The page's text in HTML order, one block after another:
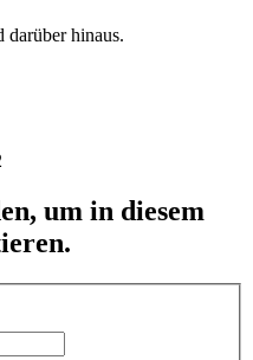
hinaus.
um in diesem